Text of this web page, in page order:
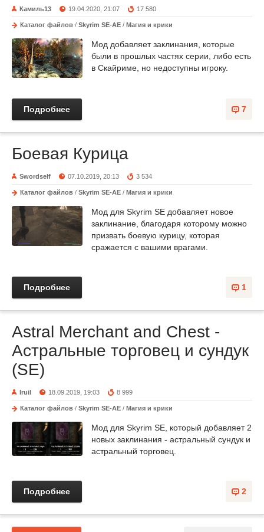
Камиль13 19.04.2020, 21:07 17 580
Каталог файлов / Skyrim SE-AE / Магия и крики
Мод добавляет заклинания, которые
были в прошлых частях серии, либо есть
в Скайриме, но недоступны игроку.
7
Подробнее
Боевая Курица
Swordself 07.10.2019, 20:13 3 534
Каталог файлов / Skyrim SE-AE / Магия и крики
Мод для Skyrim SE добавляет новое
заклинание, благодаря которому можно
призвать боевую курицу, которая
сражается с вашими врагами.
1
Подробнее
Astral Merchant and Chest -
Астральные торговец и сундук
(SE)
Iruil 18.09.2019, 19:03 8 999
Каталог файлов / Skyrim SE-AE / Магия и крики
Мод для Skyrim SE, который добавляет 2
новых заклинания - астральный сундук и
астральный торговец.
2
Подробнее